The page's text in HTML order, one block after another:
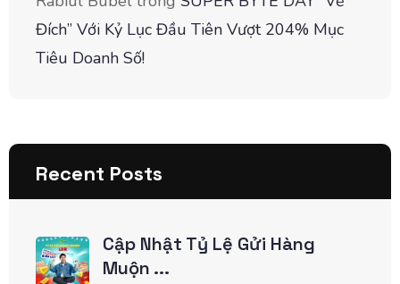
Đích” Với Kỷ Lục Đầu Tiên Vượt 204% Mục
Tiêu Doanh Số!
Recent Posts
Cập Nhật Tỷ Lệ Gửi Hàng
Muộn ...